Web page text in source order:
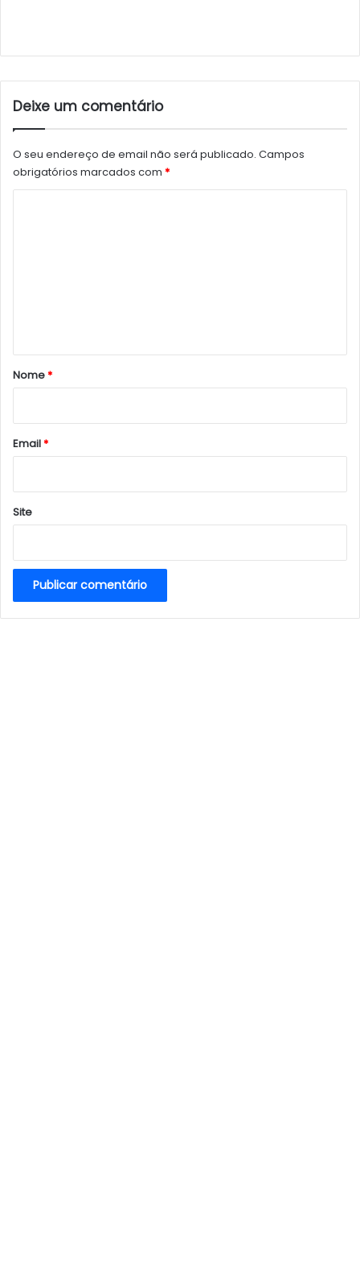
Deixe um comentário
O seu endereço de email não será publicado. Campos
obrigatórios marcados com *
r
*
Nome*
Email*
Site